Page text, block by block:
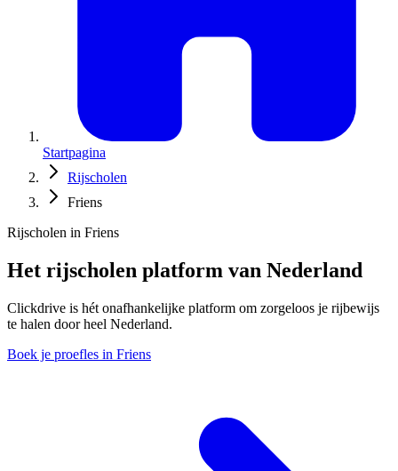
Startpagina
Rijscholen
Friens
Rijscholen in Friens
Het rijscholen platform van Nederland
Clickdrive is hét onafhankelijke platform om zorgeloos je rijbewijs
te halen door heel Nederland.
Boek je proefles in Friens